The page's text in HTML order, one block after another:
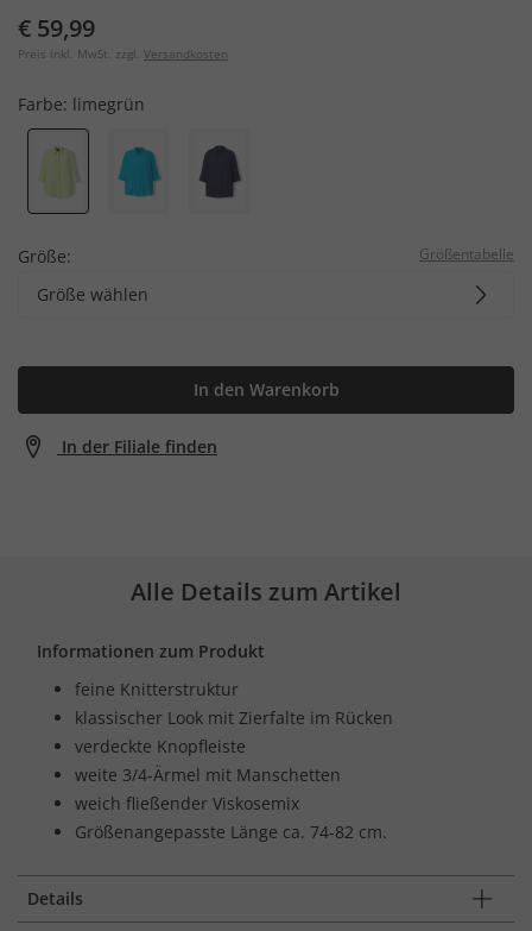
€ 59,99
Preis inkl. MwSt. zzgl. Versandkosten
Farbe: limegrün
Größe: Größentabelle
Größe wählen
In den Warenkorb
In der Filiale finden
Alle Details zum Artikel
Informationen zum Produkt
feine Knitterstruktur
klassischer Look mit Zierfalte im Rücken
verdeckte Knopfleiste
weite 3/4-Ärmel mit Manschetten
weich fließender Viskosemix
Größenangepasste Länge ca. 74-82 cm.
Details